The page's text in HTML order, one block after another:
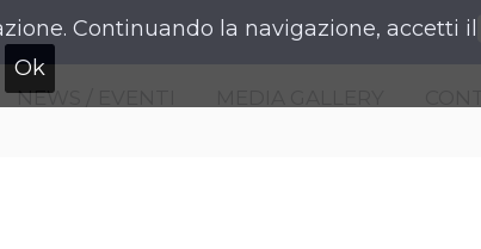
NEWS / EVENTI
Continuando la navigazione, accetti il
Ok